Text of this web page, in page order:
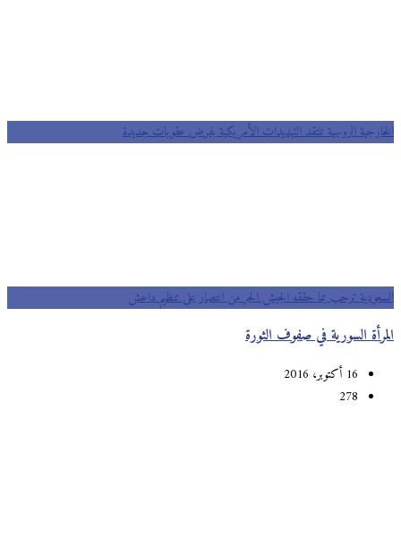
الخارجية الروسية تنتقد التهديدات الأمريكية بفرض عقوبات جديدة
السعودية ترحب بما حققه الجيش الحر من انتصار على تنظيم داعش
المرأة السورية في صفوف الثورة
16 أكتوبر، 2016
278